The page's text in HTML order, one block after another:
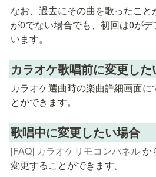
なお、過去にその曲を歌ったこ
が0でない場合でも、初回は0が
います。
カラオケ歌唱前に変更した
カラオケ選曲時の楽曲詳細画面に
歌唱中に変更したい場合
[FAQ] カラオケリモコンパネル か
変更することができます。